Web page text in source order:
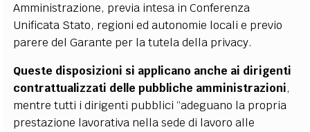
Amministrazione, previa intesa in Conferenza
Unificata Stato, regioni ed autonomie locali e previo
parere del Garante per la tutela della privacy.
Queste disposizioni si applicano anche ai dirigenti
contrattualizzati delle pubbliche amministrazioni,
mentre tutti i dirigenti pubblici “adeguano la propria
prestazione lavorativa nella sede di lavoro alle